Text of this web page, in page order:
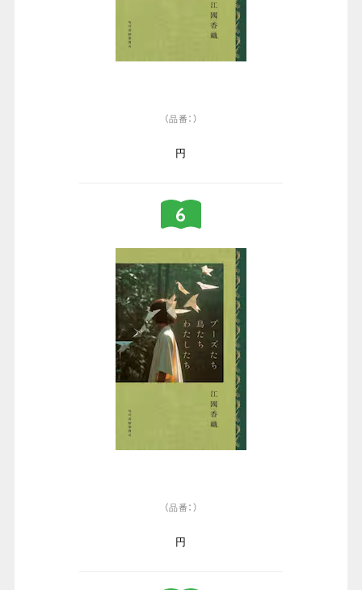
（品番：）
円
（品番：）
円